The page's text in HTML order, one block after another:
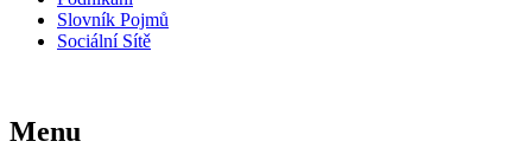
Slovník Pojmů
Sociální Sítě
Menu